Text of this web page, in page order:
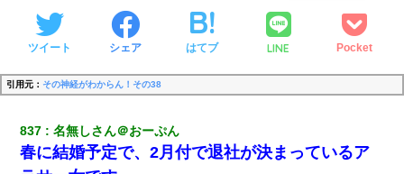
ツイート シェア はてブ LINE Pocket
引用元： その神経がわからん！その38
837 名無しさん＠おーぷん
春に結婚予定で、2月付で退社が決まっているア